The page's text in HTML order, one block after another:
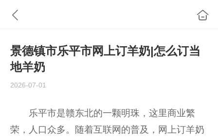
景德镇市乐平市网上订羊奶|怎么订当
地羊奶
2026-07-01
乐平市是赣东北的一颗明珠，这里商业繁
荣，人口众多。随着互联网的普及，网上订羊奶